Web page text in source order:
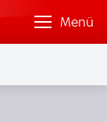
Menü